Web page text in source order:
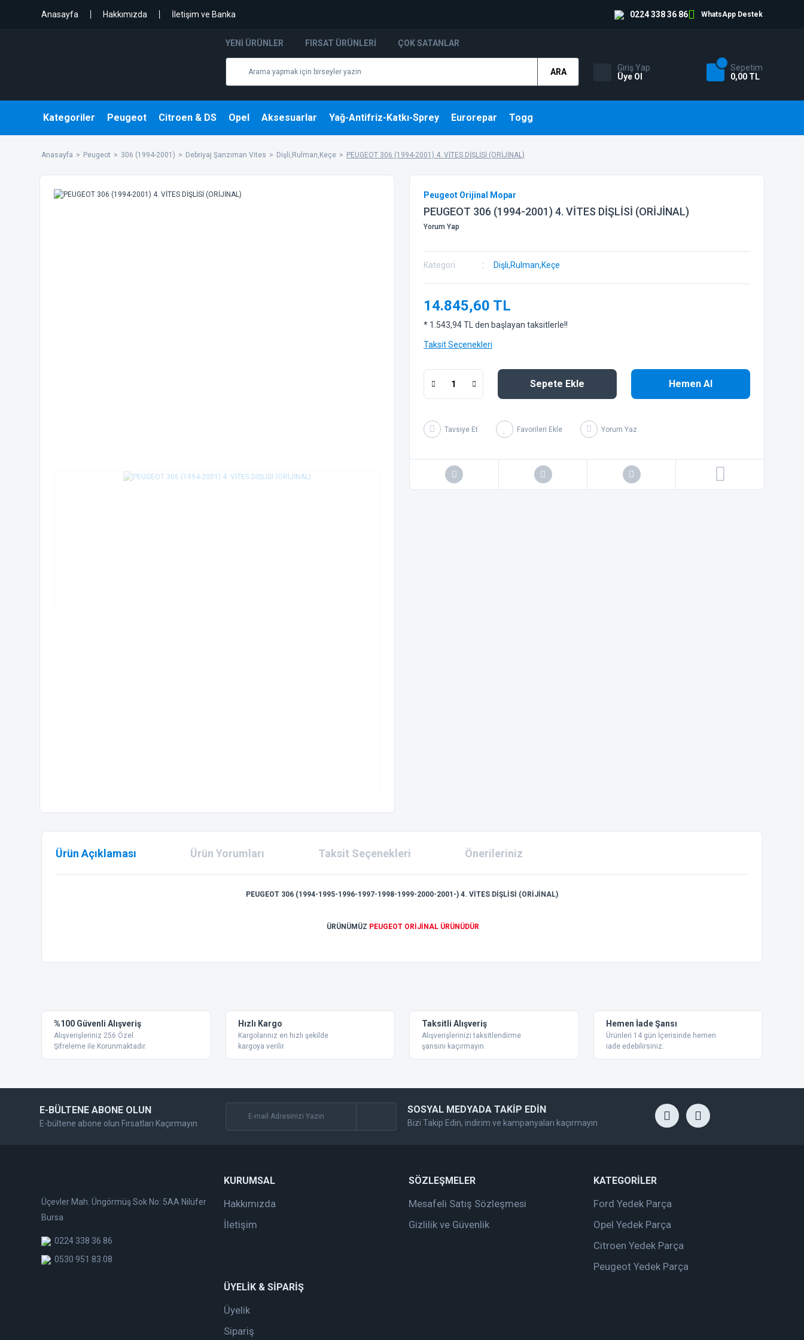
Anasayfa Hakkımızda İletişim ve Banka 0224 338 36 86 WhatsApp Destek
YENI ÜRÜNLER FIRSAT ÜRÜNLERI ÇOK SATANLAR
ARA
Giriş Yap
Üye Ol
Sepetim
0,00 TL
Kategoriler Peugeot Citroen & DS Opel Aksesuarlar Yağ-Antifriz-Katkı-Sprey Eurorepar Togg
Anasayfa Peugeot 306 (1994-2001) Debriyaj Şanzıman Vites Dişli,Rulman,Keçe PEUGEOT 306 (1994-2001) 4. VİTES DİŞLİSİ (ORİJİNAL)
Peugeot Orijinal Mopar
PEUGEOT 306 (1994-2001) 4. VİTES DİŞLİSİ (ORİJİNAL)
Yorum Yap
Kategori Dişli,Rulman,Keçe
14.845,60 TL
* 1.543,94 TL den başlayan taksitlerle!!
Taksit Seçenekleri
Sepete Ekle Hemen Al
Tavsiye Et Yorum Yaz
Ürün Açıklaması Ürün Yorumları Taksit Seçenekleri Önerileriniz
PEUGEOT 306 (1994-1995-1996-1997-1998-1999-2000-2001-) 4. VİTES DİŞLİSİ (ORİJİNAL)
ÜRÜNÜMÜZ PEUGEOT ORİJİNAL ÜRÜNÜDÜR
Ürün resmi kalitesiz, bozuk veya görüntülenemiyor.
Ürün açıklamasında eksik bilgiler bulunuyor.
Ürün bilgilerinde hatalar bulunuyor.
Ürün fiyatı diğer sitelerden daha pahalı.
%100 Güvenli Alışveriş
Alışverişleriniz 256 Özel
Şifreleme ile Korunmaktadır.
Hızlı Kargo
Kargolarınız en hızlı şekilde
kargoya verilir
Taksitli Alışveriş
Alışverişlerinizi taksitlendirme
şansını kaçırmayın.
Hemen İade Şansı
Ürünleri 14 gün İçerisinde hemen
iade edebilirsiniz.
E-BÜLTENE ABONE OLUN
E-bültene abone olun Fırsatları Kaçırmayın
SOSYAL MEDYADA TAKİP EDİN
Bizi Takip Edin, indirim ve kampanyaları kaçırmayın
Üçevler Mah. Üngörmüş Sok No: 5AA Nilüfer
Bursa
0224 338 36 86
0530 951 83 08
KURUMSAL
Hakkımızda
İletişim
SÖZLEŞMELER
Mesafeli Satış Sözleşmesi
Gizlilik ve Güvenlik
KATEGORİLER
Ford Yedek Parça
Opel Yedek Parça
Citroen Yedek Parça
Peugeot Yedek Parça
ÜYELİK & SİPARİŞ
Üyelik
Sipariş